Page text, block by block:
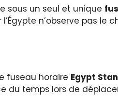
sous un seul et unique
n’observe pas le
fuseau horaire Egypt
du temps lors de